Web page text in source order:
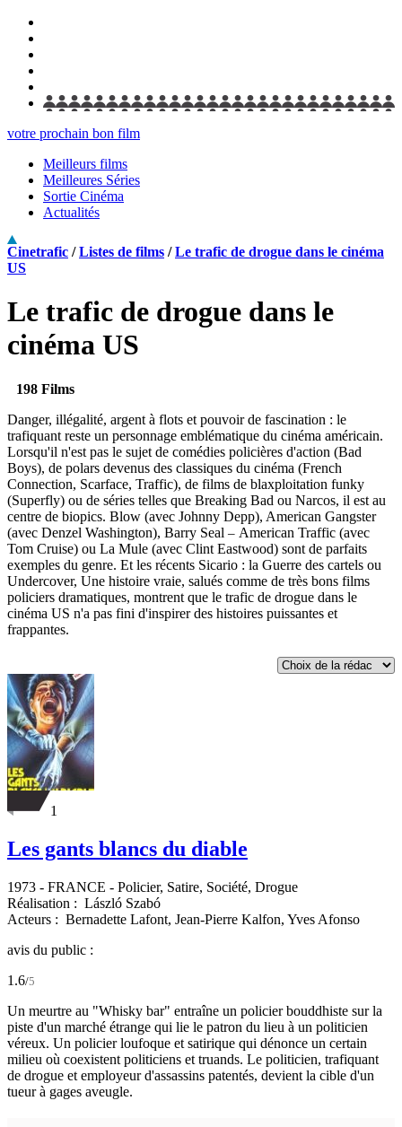
votre prochain bon film
Meilleurs films
Meilleures Séries
Sortie Cinéma
Actualités
Cinetrafic /Listes de films /Le trafic de drogue dans le cinéma
US
Le trafic de drogue dans le
cinéma US
198 Films
Danger, illégalité, argent à flots et pouvoir de fascination : le
trafiquant reste un personnage emblématique du cinéma américain.
Lorsqu'il n'est pas le sujet de comédies policières d'action (Bad
Boys), de polars devenus des classiques du cinéma (French
Connection, Scarface, Traffic), de films de blaxploitation funky
(Superfly) ou de séries telles que Breaking Bad ou Narcos, il est au
centre de biopics. Blow (avec Johnny Depp), American Gangster
(avec Denzel Washington), Barry Seal – American Traffic (avec
Tom Cruise) ou La Mule (avec Clint Eastwood) sont de parfaits
exemples du genre. Et les récents Sicario : la Guerre des cartels ou
Undercover, Une histoire vraie, salués comme de très bons films
policiers dramatiques, montrent que le trafic de drogue dans le
cinéma US n'a pas fini d'inspirer des histoires puissantes et
frappantes.
1
Les gants blancs du diable
1973 - FRANCE - Policier, Satire, Société, Drogue
Réalisation : László Szabó
Acteurs : Bernadette Lafont, Jean-Pierre Kalfon, Yves Afonso
avis du public :
1.6/5
Un meurtre au "Whisky bar" entraîne un policier bouddhiste sur la
piste d'un marché étrange qui lie le patron du lieu à un politicien
véreux. Un policier loufoque et satirique qui dénonce un certain
milieu où coexistent politiciens et truands. Le politicien, trafiquant
de drogue et employeur d'assassins patentés, devient la cible d'un
tueur à gages aveugle.